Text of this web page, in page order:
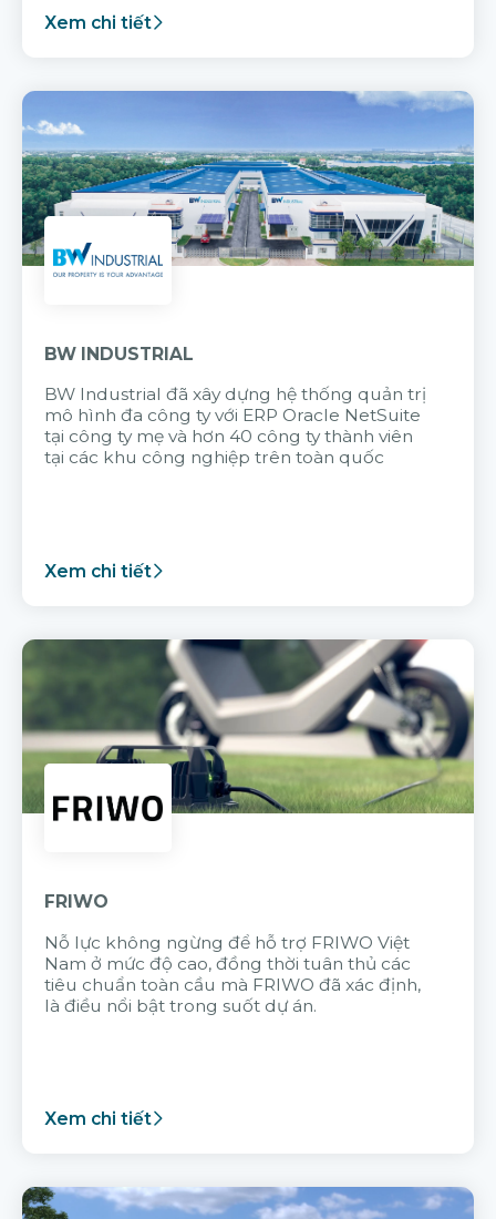
Xem chi tiết
BW INDUSTRIAL
BW Industrial đã xây dựng hệ thống quản trị
mô hình đa công ty với ERP Oracle NetSuite
tại công ty mẹ và hơn 40 công ty thành viên
tại các khu công nghiệp trên toàn quốc
Xem chi tiết
FRIWO
Nỗ lực không ngừng để hỗ trợ FRIWO Việt
Nam ở mức độ cao, đồng thời tuân thủ các
tiêu chuẩn toàn cầu mà FRIWO đã xác định,
là điều nổi bật trong suốt dự án.
Xem chi tiết